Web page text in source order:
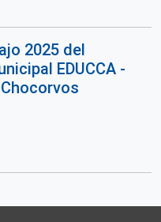
2025 del
EDUCCA -